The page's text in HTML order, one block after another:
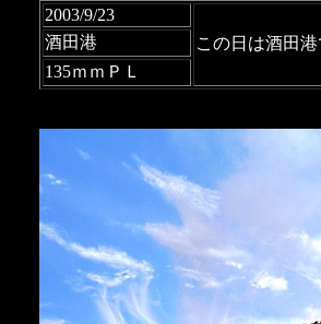
2003/9/23
この日は酒田
酒田港
135ｍｍＰＬ